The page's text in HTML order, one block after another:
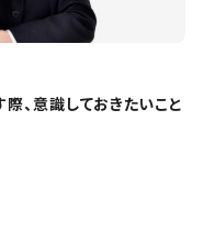
、意識しておきたいこと